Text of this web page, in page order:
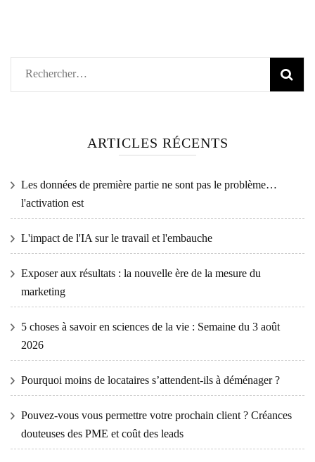
Rechercher :
ARTICLES RÉCENTS
Les données de première partie ne sont pas le problème…
l'activation est
L'impact de l'IA sur le travail et l'embauche
Exposer aux résultats : la nouvelle ère de la mesure du
marketing
5 choses à savoir en sciences de la vie : Semaine du 3 août
2026
Pourquoi moins de locataires s’attendent-ils à déménager ?
Pouvez-vous vous permettre votre prochain client ? Créances
douteuses des PME et coût des leads